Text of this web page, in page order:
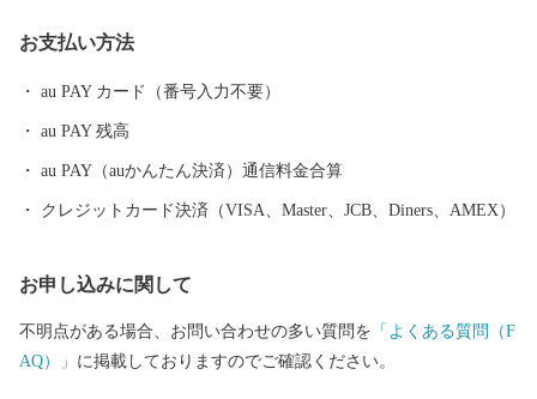
には，小林一茶直筆の句が彫られた石碑などが残されています。
の古代ハスの花が咲き誇ります。そして，秋には水田の稲穂が一
面黄金色に実り，冬の早朝の利根川は幻想的な風景を見せてくれ
るなど，四季折々で移り変わる自然風景が町を彩ります。 ほかに
神社仏閣など，歴史的に貴重な史跡や文化財などが多数あるほ
お支払い方法
au PAY カード（番号入力不要）
au PAY 残高
au PAY（auかんたん決済）通信料金合算
クレジットカード決済（VISA、Master、JCB、Diners、AMEX）
お申し込みに関して
不明点がある場合、お問い合わせの多い質問を 「よくある質問（F
AQ）」 に掲載しておりますのでご確認ください。